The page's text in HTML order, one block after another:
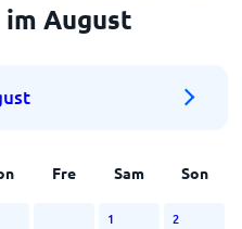
August
Fre Sam Son
1 2